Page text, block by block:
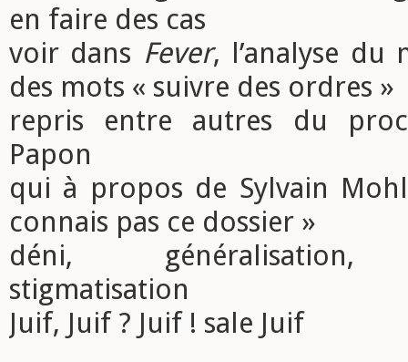
en faire des cas
voir dans Fever, l’analyse du
des mots « suivre des ordres »
repris entre autres du
Papon
qui à propos de Sylvain
connais pas ce dossier »
déni, généralisation,
stigmatisation
Juif, Juif ? Juif ! sale Juif